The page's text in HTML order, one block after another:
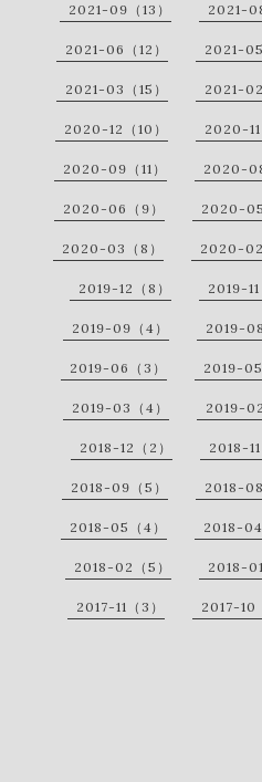
2021-09（13） 2021-
2021-06（12） 2021-05
2021-03（15） 2021-02
2020-12（10） 2020-11
2020-09（11） 2020-08
2020-06（9） 2020-05
2020-03（8） 2020-02
2019-12（8） 2019-11
2019-09（4） 2019-08
2019-06（3） 2019-05
2019-03（4） 2019-02
2018-12（2） 2018-11
2018-09（5） 2018-08
2018-05（4） 2018-04
2018-02（5） 2018-01
2017-11（3） 2017-10